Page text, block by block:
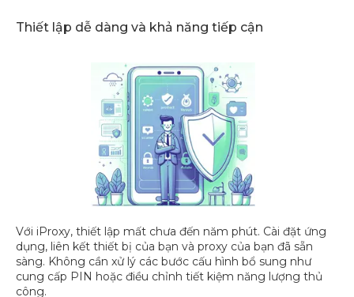
Thiết lập dễ dàng và khả năng tiếp cận
Với iProxy, thiết lập mất chưa đến năm phút. Cài đặt ứng
dụng, liên kết thiết bị của bạn và proxy của bạn đã sẵn
sàng. Không cần xử lý các bước cấu hình bổ sung như
cung cấp PIN hoặc điều chỉnh tiết kiệm năng lượng thủ
công.